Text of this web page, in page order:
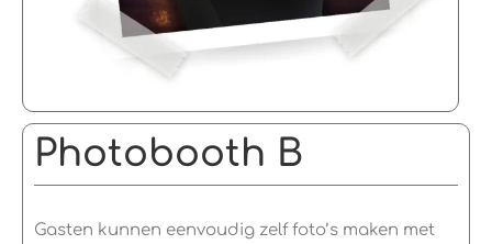
Photobooth B
Gasten kunnen eenvoudig zelf foto’s maken met